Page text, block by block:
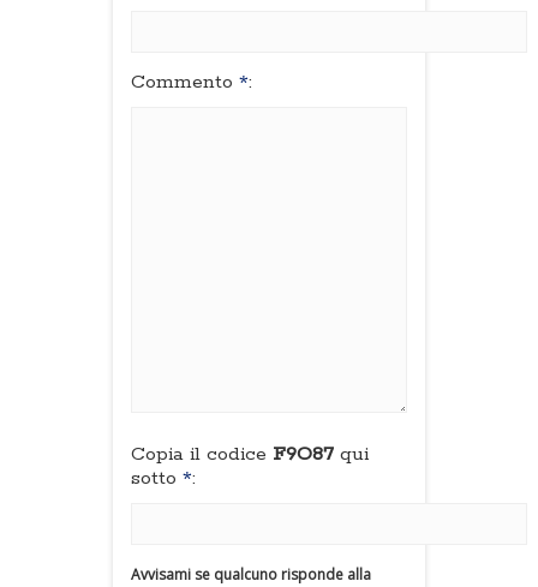
Commento *:
Copia il codice F9O87 qui
sotto *:
Avvisami se qualcuno risponde alla